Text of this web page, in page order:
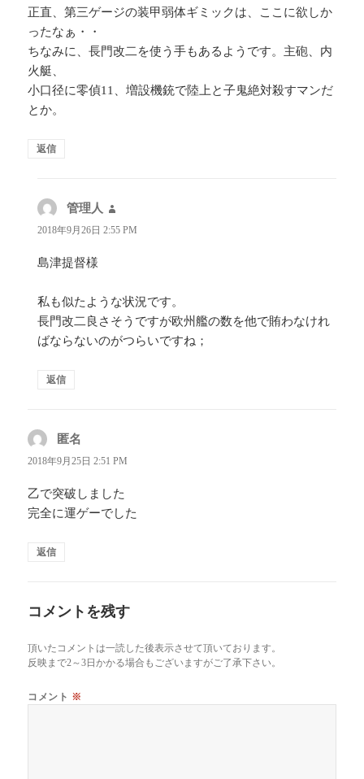
正直、第三ゲージの装甲弱体ギミックは、ここに欲しか
ったなぁ・・
ちなみに、長門改二を使う手もあるようです。主砲、内
火艇、
小口径に零偵11、増設機銃で陸上と子鬼絶対殺すマンだ
とか。
返信
管理人
り:
2018年9月26日 2:55 PM
島津提督様
私も似たような状況です。
長門改二良さそうですが欧州艦の数を他で賄わなけれ
ばならないのがつらいですね；
返信
匿名
り:
2018年9月25日 2:51 PM
乙で突破しました
完全に運ゲーでした
返信
コメントを残す
頂いたコメントは一読した後表示させて頂いております。
反映まで2～3日かかる場合もございますがご了承下さい。
コメント ※